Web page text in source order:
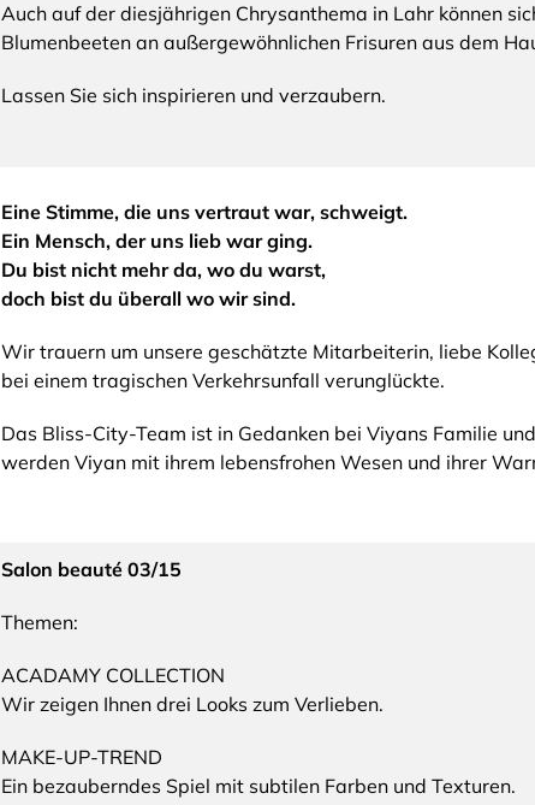
Auch auf der diesjährigen Chrysanthema in Lahr können
Blumenbeeten an außergewöhnlichen Frisuren aus dem
Lassen Sie sich inspirieren und verzaubern.
Eine Stimme, die uns vertraut war, schweigt.
Ein Mensch, der uns lieb war ging.
Du bist nicht mehr da, wo du warst,
doch bist du überall wo wir sind.
Wir trauern um unsere geschätzte Mitarbeiterin, liebe
bei einem tragischen Verkehrsunfall verunglückte.
Das Bliss-City-Team ist in Gedanken bei Viyans Familie
werden Viyan mit ihrem lebensfrohen Wesen und ihrer
Salon beauté 03/15
Themen:
ACADAMY COLLECTION
Wir zeigen Ihnen drei Looks zum Verlieben.
MAKE-UP-TREND
Ein bezauberndes Spiel mit subtilen Farben und Texturen.